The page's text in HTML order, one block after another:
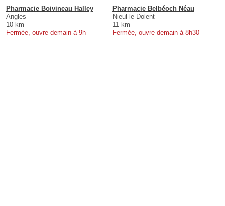
Pharmacie Boivineau Halley
Angles
10 km
Fermée, ouvre demain à 9h
Pharmacie Belbéoch Néau
Nieul-le-Dolent
11 km
Fermée, ouvre demain à 8h30